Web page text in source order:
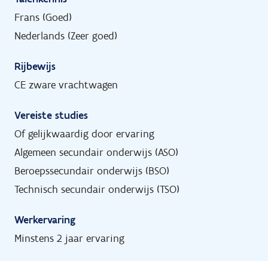
Frans (Goed)
Nederlands (Zeer goed)
Rijbewijs
CE zware vrachtwagen
Vereiste studies
Of gelijkwaardig door ervaring
Algemeen secundair onderwijs (ASO)
Beroepssecundair onderwijs (BSO)
Technisch secundair onderwijs (TSO)
Werkervaring
Minstens 2 jaar ervaring